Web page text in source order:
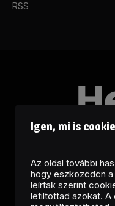
RSS
Igen, mi is
Az oldal további
hogy eszközödön a
leírtak szerint
letiltottad azokat.